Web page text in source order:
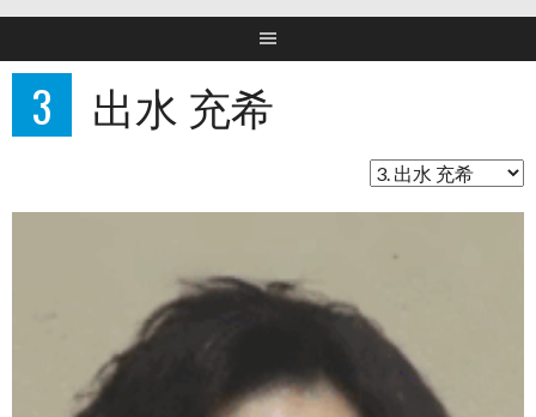
3 出水 充希